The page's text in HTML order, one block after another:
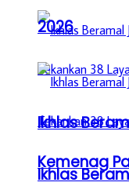
Ikhlas
Kemenag
2026
Ikhlas